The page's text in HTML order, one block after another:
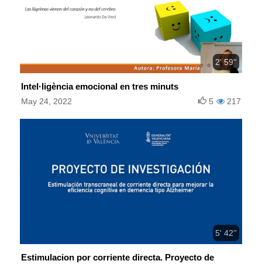
2' 59''
Intel·ligència emocional en tres minuts
May 24, 2022 217
5
5' 42''
Estimulacion por corriente directa. Proyecto de